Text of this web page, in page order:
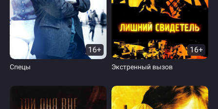
16+
Спецы
16+
Экстренный вызов